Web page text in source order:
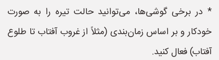
* در برخی گوشی‌ها، می‌توانید حالت تیره را به صورت
خودکار و بر اساس زمان‌بندی (مثلاً از غروب آفتاب تا طلوع
آفتاب) فعال کنید.